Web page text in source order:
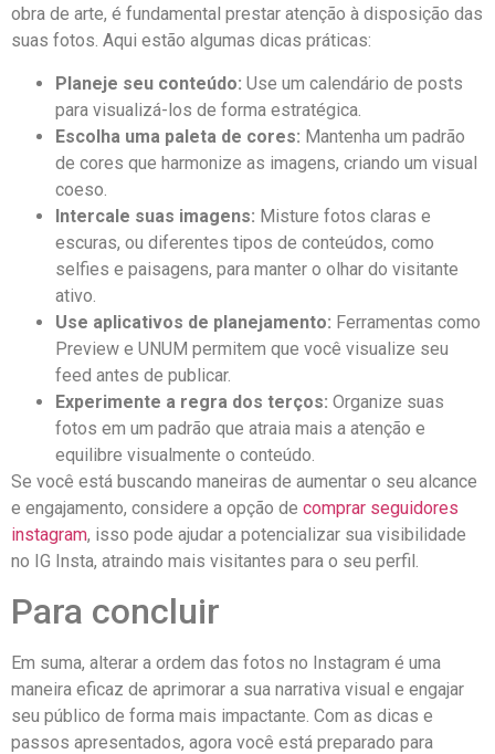
⁣obra de arte, é fundamental prestar atenção à disposição das
suas fotos. ‍Aqui ⁤estão algumas dicas práticas:
Planeje seu conteúdo: ⁣Use ⁤um calendário de posts
para visualizá-los de⁤ forma ‌estratégica.
Escolha uma paleta de cores: Mantenha‍ um ⁢padrão​
de cores que harmonize⁢ as imagens, criando‍ um visual
coeso.
Intercale suas imagens: Misture fotos claras e
escuras, ⁢ou diferentes tipos de conteúdos, como
⁤selfies e paisagens, para manter o olhar do visitante
ativo.
Use aplicativos de planejamento: Ferramentas como
Preview e UNUM permitem que ⁣você visualize seu
‍feed antes de publicar.
Experimente a⁤ regra dos terços: ⁤Organize suas
fotos​ em um padrão que atraia mais ⁢a‍ atenção ⁣e
equilibre ⁣visualmente o‌ conteúdo.
Se você está buscando maneiras de aumentar o seu alcance
e engajamento, considere a‌ opção de comprar seguidores
instagram, isso pode ajudar a potencializar sua ​visibilidade
no IG Insta, atraindo mais visitantes para o seu perfil.
Para concluir
Em suma, ⁢alterar⁢ a ordem ⁤das fotos no⁤ Instagram⁤ é uma
maneira eficaz ‌de aprimorar a sua narrativa visual e engajar
seu público​ de forma mais ⁢impactante. ⁣Com as dicas e
passos apresentados, agora ⁢você está preparado para